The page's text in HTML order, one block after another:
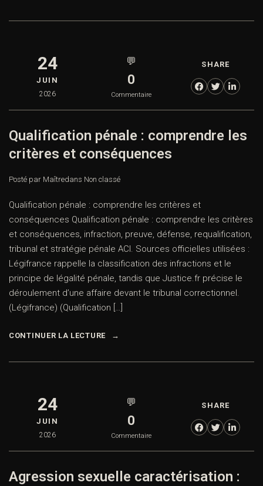
24
JUIN
2026
💬
0
Commentaire
SHARE
Qualification pénale : comprendre les
critères et conséquences
Posté par Maîtredans Non classé
Qualification pénale : comprendre les critères et
conséquences Qualification pénale : comprendre les critères
et conséquences, infraction, preuve, défense, requalification,
tribunal et stratégie pénale ACI. Sources officielles utilisées :
Légifrance rappelle la classification des infractions et le
principe de légalité pénale, tandis que Justice.fr précise le
déroulement d’une affaire devant le tribunal correctionnel.
(Légifrance) (Qualification […]
CONTINUER LA LECTURE
24
JUIN
2026
💬
0
Commentaire
SHARE
Agression sexuelle caractérisation :